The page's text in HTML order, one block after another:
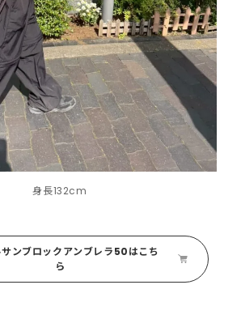
身長132cm
サンブロックアンブレラ50はこち
ら